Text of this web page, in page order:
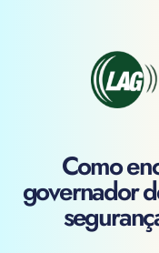
Como
governador